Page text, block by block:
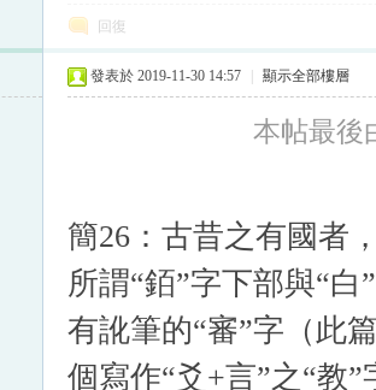
回復
發表於 2019-11-30 14:57 顯示全部樓層
本帖最後
簡26：古昔之有國者
所謂“銆”字下部與“
有訛筆的“審”字（此
個寫作“爻+言”之“教